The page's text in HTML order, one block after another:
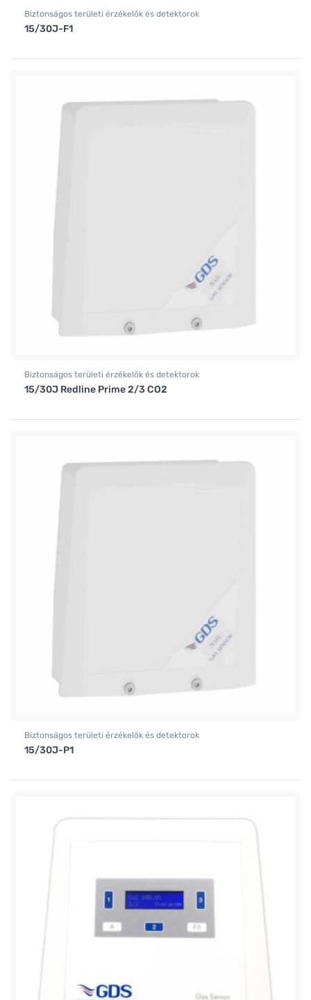
Biztonságos területi érzékelők és detektorok
15/30J-F1
Biztonságos területi érzékelők és detektorok
15/30J Redline Prime 2/3 CO2
Biztonságos területi érzékelők és detektorok
15/30J-P1